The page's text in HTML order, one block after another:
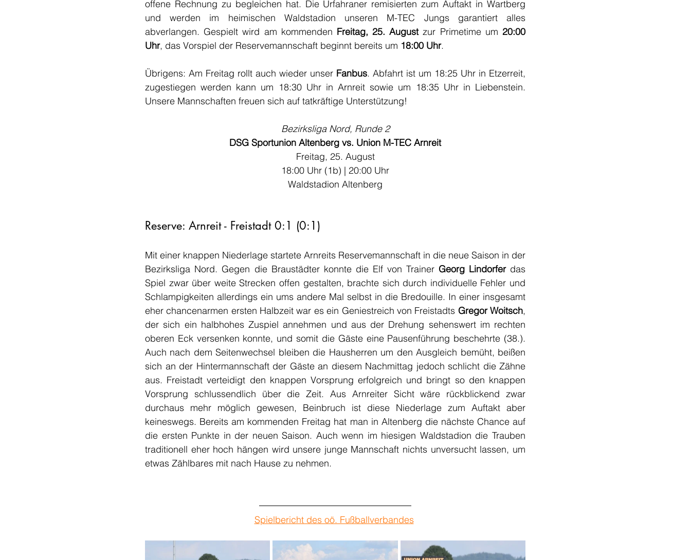
offene Rechnung zu begleichen hat. Die Urfahraner remisierten zum Auftakt in Wartberg
und werden im heimischen Waldstadion unseren M-TEC Jungs garantiert alles
abverlangen. Gespielt wird am kommenden Freitag, 25. August zur Primetime um 20:00
Uhr, das Vorspiel der Reservemannschaft beginnt bereits um 18:00 Uhr.
Übrigens: Am Freitag rollt auch wieder unser Fanbus. Abfahrt ist um 18:25 Uhr in Etzerreit,
zugestiegen werden kann um 18:30 Uhr in Arnreit sowie um 18:35 Uhr in Liebenstein.
Unsere Mannschaften freuen sich auf tatkräftige Unterstützung!
Bezirksliga Nord, Runde 2
DSG Sportunion Altenberg vs. Union M-TEC Arnreit
Freitag, 25. August
18:00 Uhr (1b) | 20:00 Uhr
Waldstadion Altenberg
Reserve: Arnreit - Freistadt 0:1 (0:1)
Mit einer knappen Niederlage startete Arnreits Reservemannschaft in die neue Saison in der
Bezirksliga Nord. Gegen die Braustädter konnte die Elf von Trainer Georg Lindorfer das
Spiel zwar über weite Strecken offen gestalten, brachte sich durch individuelle Fehler und
Schlampigkeiten allerdings ein ums andere Mal selbst in die Bredouille. In einer insgesamt
eher chancenarmen ersten Halbzeit war es ein Geniestreich von Freistadts Gregor Woitsch,
der sich ein halbhohes Zuspiel annehmen und aus der Drehung sehenswert im rechten
oberen Eck versenken konnte, und somit die Gäste eine Pausenführung beschehrte (38.).
Auch nach dem Seitenwechsel bleiben die Hausherren um den Ausgleich bemüht, beißen
sich an der Hintermannschaft der Gäste an diesem Nachmittag jedoch schlicht die Zähne
aus. Freistadt verteidigt den knappen Vorsprung erfolgreich und bringt so den knappen
Vorsprung schlussendlich über die Zeit. Aus Arnreiter Sicht wäre rückblickend zwar
durchaus mehr möglich gewesen, Beinbruch ist diese Niederlage zum Auftakt aber
keineswegs. Bereits am kommenden Freitag hat man in Altenberg die nächste Chance auf
die ersten Punkte in der neuen Saison. Auch wenn im hiesigen Waldstadion die Trauben
traditionell eher hoch hängen wird unsere junge Mannschaft nichts unversucht lassen, um
etwas Zählbares mit nach Hause zu nehmen.
Spielbericht des oö. Fußballverbandes